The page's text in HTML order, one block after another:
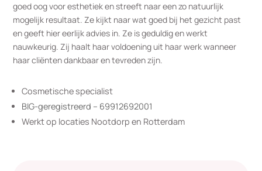
goed oog voor esthetiek en streeft naar een zo natuurlijk
mogelijk resultaat. Ze kijkt naar wat goed bij het gezicht past
en geeft hier eerlijk advies in. Ze is geduldig en werkt
nauwkeurig. Zij haalt haar voldoening uit haar werk wanneer
haar cliënten dankbaar en tevreden zijn.
Cosmetische specialist
BIG-geregistreerd – 69912692001
Werkt op locaties Nootdorp en Rotterdam